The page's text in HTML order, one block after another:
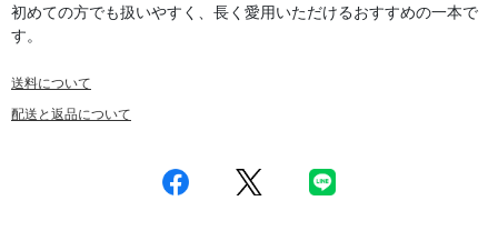
初めての方でも扱いやすく、長く愛用いただけるおすすめの一本で
す。
送料について
配送と返品について